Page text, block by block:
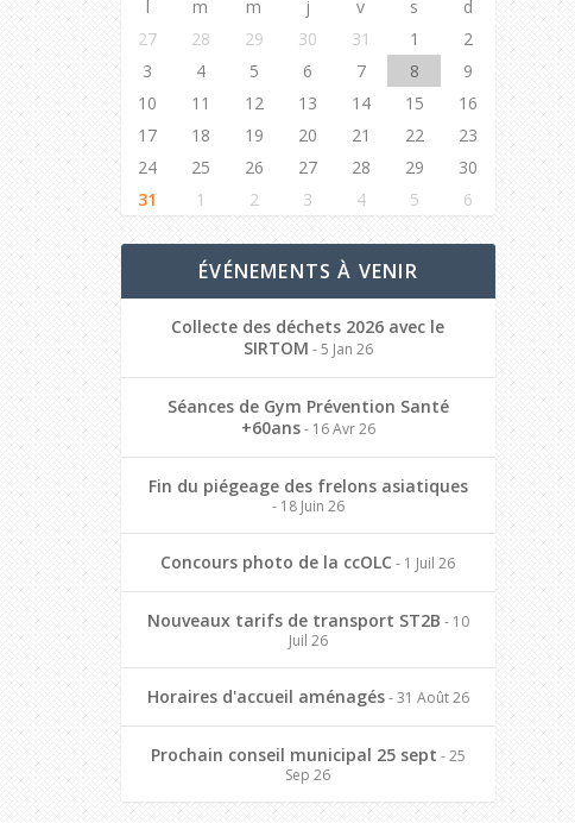
l
m m j v s
d
27
28 29 30 31 1
2
3
4 5 6 7 8
9
10
11 12 13 14 15
16
17
18 19 20 21 22
23
24
25 26 27 28 29
30
31
1 2 3 4 5 6
ÉVÉNEMENTS À VENIR
Collecte des déchets 2026 avec le
SIRTOM - 5 Jan 26
Séances de Gym Prévention Santé
+60ans- 16 Avr 26
Fin du piégeage des frelons asiatiques
- 18 Juin 26
Concours photo de la ccOLC - 1 Juil 26
Nouveaux tarifs de transport ST2B - 10
Juil 26
Horaires d'accueil aménagés- 31 Août 26
Prochain conseil municipal 25 sept - 25
Sep 26